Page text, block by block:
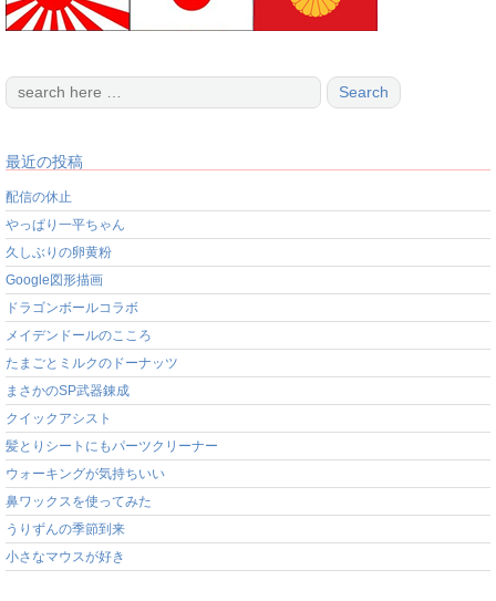
最近の投稿
配信の休止
やっぱり一平ちゃん
久しぶりの卵黄粉
Google図形描画
ドラゴンボールコラボ
メイデンドールのこころ
たまごとミルクのドーナッツ
まさかのSP武器錬成
クイックアシスト
髪とりシートにもパーツクリーナー
ウォーキングが気持ちいい
鼻ワックスを使ってみた
うりずんの季節到来
小さなマウスが好き